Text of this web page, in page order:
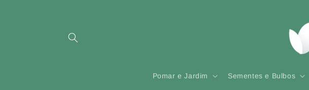
Pomar e Jardim Sementes e Bulbos